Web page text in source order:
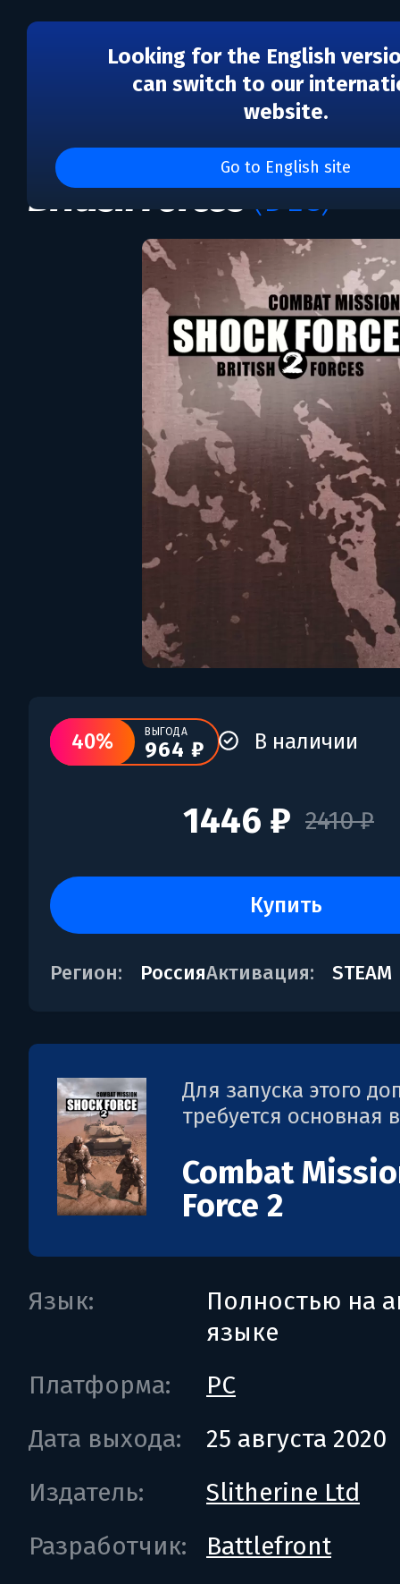
Looking for the English
can switch to our
website.
Go to English site
Combat Mission Shock
British Forces(DLC)
DLC
2410 ₽
1446 ₽
40% ВЫГОДА
964 ₽
купить
Регион: РоссияАктивация: STEAM
В наличии
Для запуска этого
требуется основная
Combat
Force 2
Язык:
Полностью на
языке
Платформа:
PC
Дата выхода:
25 августа 2020
Издатель:
Slitherine Ltd
Разработчик:
Battlefront